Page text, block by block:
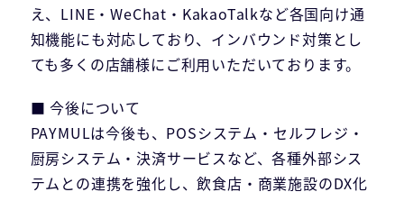
え、LINE・WeChat・KakaoTalkなど各国向け通
知機能にも対応しており、インバウンド対策とし
ても多くの店舗様にご利用いただいております。
■ 今後について
PAYMULは今後も、POSシステム・セルフレジ・
厨房システム・決済サービスなど、各種外部シス
テムとの連携を強化し、飲食店・商業施設のDX化